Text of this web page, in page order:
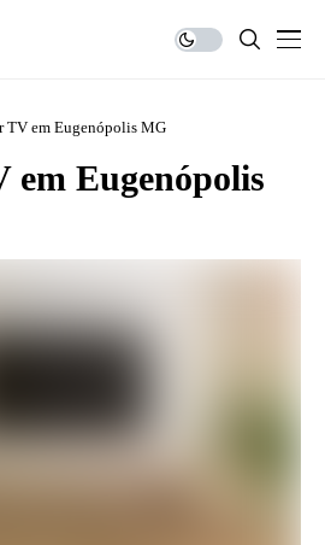
TV em Eugenópolis MG
em Eugenópolis